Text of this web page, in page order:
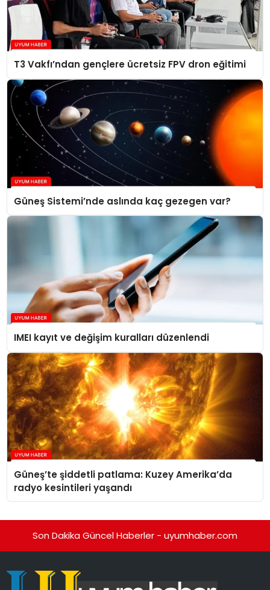
T3 Vakfı’ndan gençlere ücretsiz FPV dron eğitimi
Güneş Sistemi’nde aslında kaç gezegen var?
IMEI kayıt ve değişim kuralları düzenlendi
Güneş’te şiddetli patlama: Kuzey Amerika’da
radyo kesintileri yaşandı
Son Dakika Güncel Haberler - uyumhaber.com